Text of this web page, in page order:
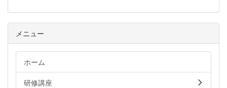
メニュー
ホーム
研修講座